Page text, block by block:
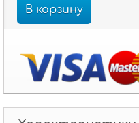
В корзину